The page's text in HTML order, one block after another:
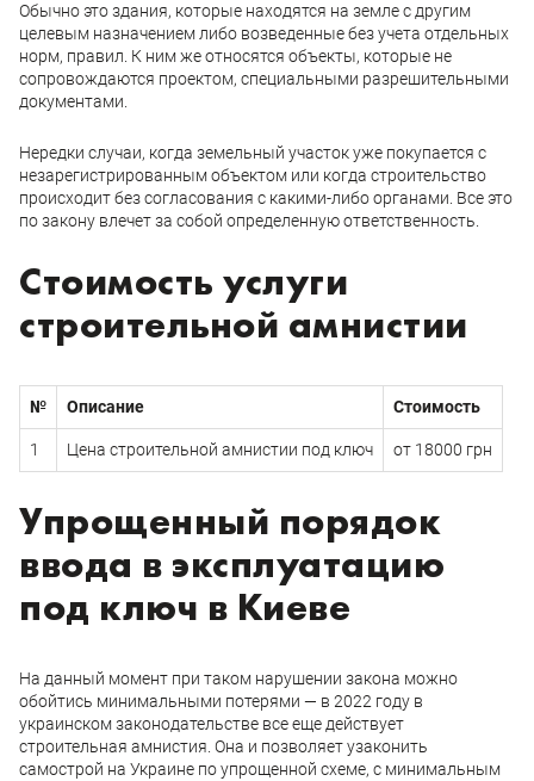
Обычно это здания, которые находятся на земле с другим
целевым назначением либо возведенные без учета отдельных
норм, правил. К ним же относятся объекты, которые не
сопровождаются проектом, специальными разрешительными
документами.
Нередки случаи, когда земельный участок уже покупается с
незарегистрированным объектом или когда строительство
происходит без согласования с какими-либо органами. Все это
по закону влечет за собой определенную ответственность.
Стоимость услуги
строительной амнистии
№ Описание Стоимость
1 Цена строительной амнистии под ключ от 18000 грн
Упрощенный порядок
ввода в эксплуатацию
под ключ в Киеве
На данный момент при таком нарушении закона можно
обойтись минимальными потерями — в 2022 году в
украинском законодательстве все еще действует
строительная амнистия. Она и позволяет узаконить
самострой на Украине по упрощенной схеме, с минимальным